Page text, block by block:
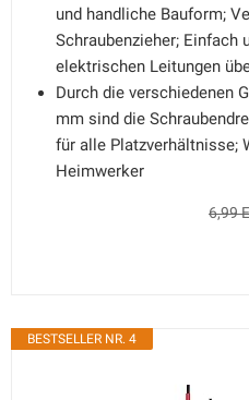
und handliche Bauform;
Schraubenzieher; Einfach
elektrischen Leitungen
Durch die verschiedenen
mm sind die
für alle Platzverhältnisse;
Heimwerker
6,99
BESTSELLER NR. 4